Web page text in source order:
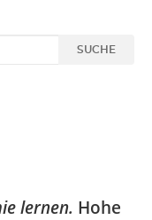
SUCHE
lernen. Hohe